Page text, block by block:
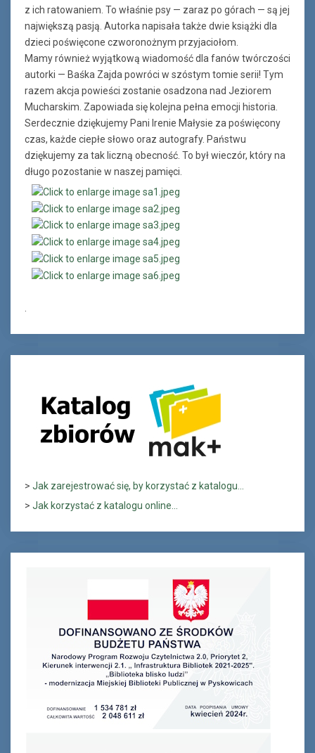
z ich ratowaniem. To właśnie psy — zaraz po górach — są jej
największą pasją. Autorka napisała także dwie książki dla
dzieci poświęcone czworonożnym przyjaciołom.
Mamy również wyjątkową wiadomość dla fanów twórczości
autorki — Baśka Zajda powróci w szóstym tomie serii! Tym
razem akcja powieści zostanie osadzona nad Jeziorem
Mucharskim. Zapowiada się kolejna pełna emocji historia.
Serdecznie dziękujemy Pani Irenie Małysie za poświęcony
czas, każde ciepłe słowo oraz autografy. Państwu
dziękujemy za tak liczną obecność. To był wieczór, który na
długo pozostanie w naszej pamięci.
> Jak zarejestrować się, by korzystać z katalogu...
> Jak korzystać z katalogu online...